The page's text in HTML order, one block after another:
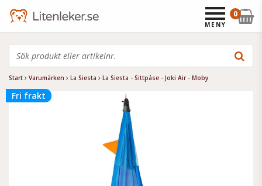
Start Varumärken La Siesta La Siesta - Sittpåse - Joki Air - Moby
Fri frakt
0
MENY